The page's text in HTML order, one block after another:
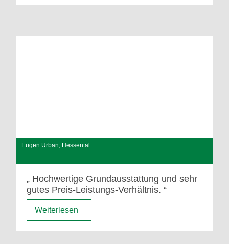
Eugen Urban, Hessental
Hochwertige Grundausstattung und sehr
gutes Preis-Leistungs-Verhältnis.
Weiterlesen